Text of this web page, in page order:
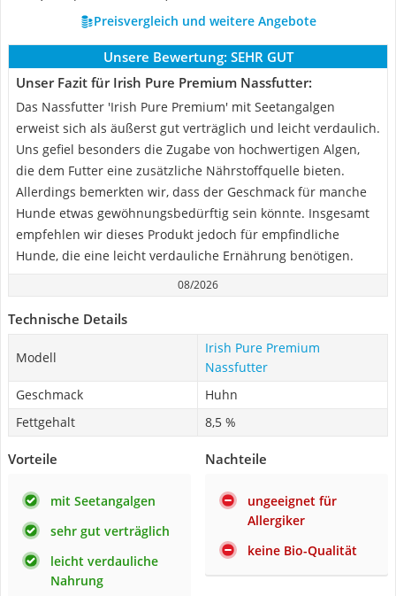
Preisvergleich und weitere Angebote
Unsere Bewertung: SEHR GUT
Unser Fazit für Irish Pure Premium Nassfutter:
Das Nassfutter 'Irish Pure Premium' mit Seetangalgen
erweist sich als äußerst gut verträglich und leicht verdaulich.
Uns gefiel besonders die Zugabe von hochwertigen Algen,
die dem Futter eine zusätzliche Nährstoffquelle bieten.
Allerdings bemerkten wir, dass der Geschmack für manche
Hunde etwas gewöhnungsbedürftig sein könnte. Insgesamt
empfehlen wir dieses Produkt jedoch für empfindliche
Hunde, die eine leicht verdauliche Ernährung benötigen.
08/2026
Technische Details
Modell
Irish Pure Premium
Nassfutter
Geschmack
Huhn
Fettgehalt
8,5 %
Vorteile
mit Seetangalgen
sehr gut verträglich
leicht verdauliche
Nahrung
Nachteile
ungeeignet für
Allergiker
keine Bio-Qualität